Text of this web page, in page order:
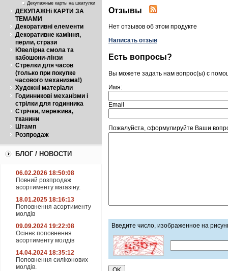
Декупажные карты на шкатулки
ДЕКУПАЖНі КАРТИ ЗА
ТЕМАМИ
Декоративні елементи
Декоративне каміння,
перли, стрази
Ювелірна смола та
кабошони-лінзи
Стрелки для часов
(только при покупке
часового механизма!)
Художні матеріали
Годинникові механізми і
стрілки для годинника
Стрічки, мережива,
тканини
Штамп
Розпродаж
БЛОГ / НОВОСТИ
06.02.2026 18:50:08
Повний розпродаж
асортименту магазіну.
18.01.2025 18:16:13
Поповнення асортименту
молдів
09.09.2024 19:22:08
Осіннє поповнення
асортименту молдів
14.04.2024 18:35:12
Поповнення силіконових
молдів.
Отзывы
Нет отзывов об этом продукте
Написать отзыв
Есть вопросы?
Вы можете задать нам вопрос(ы) с
Имя:
Email
Пожалуйста, сформулируйте Ваши
Введите число, изображенное на